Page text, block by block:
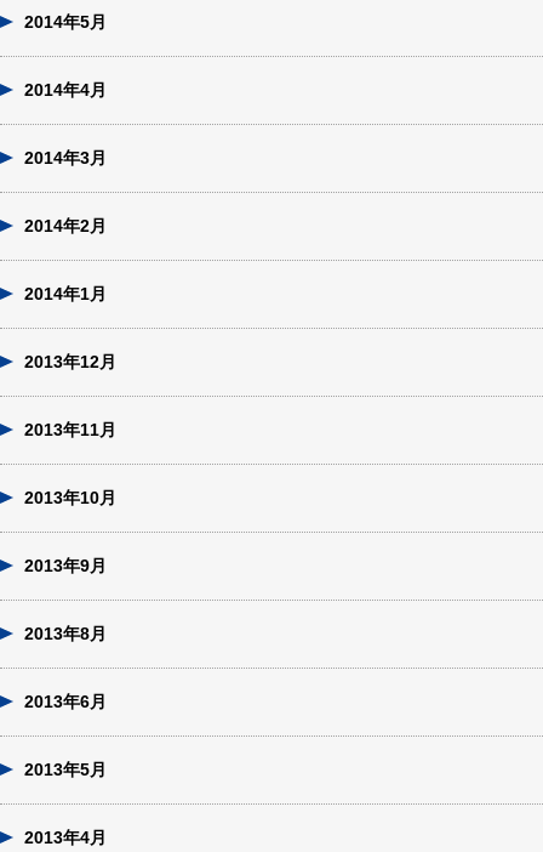
2014年5月
2014年4月
2014年3月
2014年2月
2014年1月
2013年12月
2013年11月
2013年10月
2013年9月
2013年8月
2013年6月
2013年5月
2013年4月